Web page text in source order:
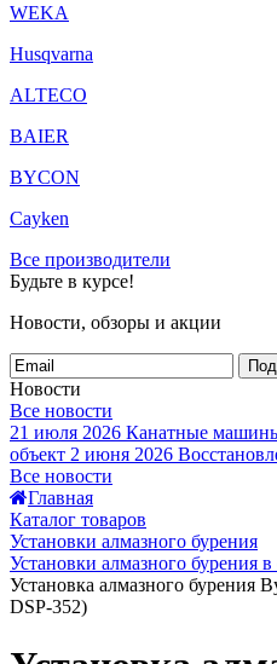
WEKA
Husqvarna
ALTECO
BAIER
BYCON
Cayken
Все производители
Будьте в курсе!
Новости, обзоры и акции
Новости
Все новости
21 июля 2026 Канатные
объект 2 июня 2026
Все новости
Главная
Каталог товаров
Установки алмазного бурения
Установки алмазного бурения в
Установка алмазного бурения
DSP-352)